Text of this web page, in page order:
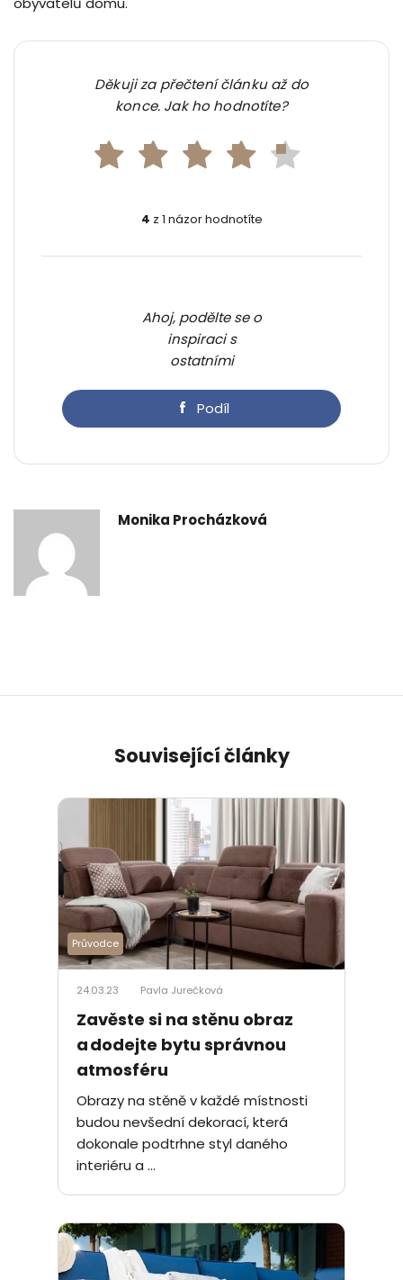
Děkuji za přečtení článku až do
konce. Jak ho hodnotíte?
4 z 1 názor hodnotíte
Ahoj, podělte se o
inspiraci s
ostatními
Podíl
Monika Procházková
Související články
Průvodce
24.03.23 Pavla Jurečková
Zavěste si na stěnu obraz
a dodejte bytu správnou
atmosféru
Obrazy na stěně v každé místnosti
budou nevšední dekorací, která
dokonale podtrhne styl daného
interiéru a ...